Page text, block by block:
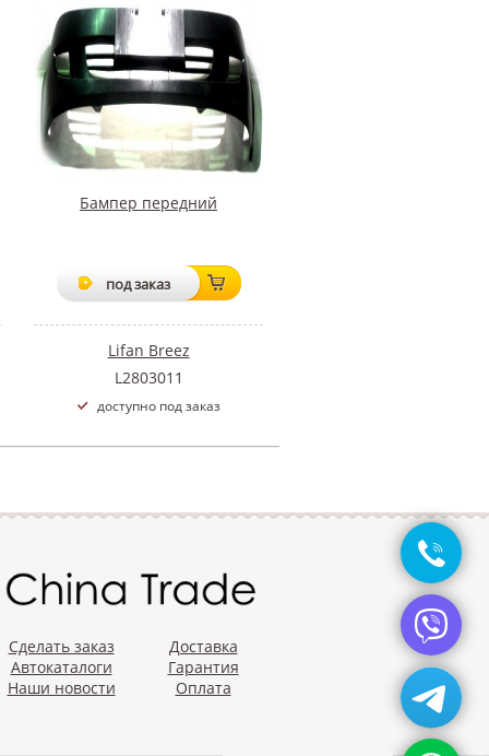
Бампер передний
под заказ
Lifan Breez
L2803011
доступно под заказ
Сделать заказ
Автокаталоги
Наши новости
Доставка
Гарантия
Оплата